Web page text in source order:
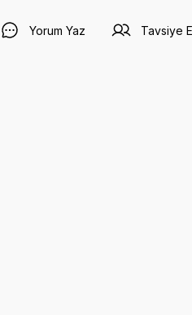
Yorum Yaz Tavsiye